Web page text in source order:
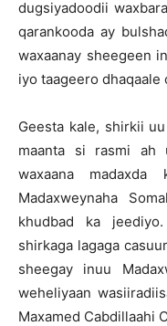
dugsiyadoodii
qarankooda ay
waxaanay sheegeen
iyo taageero dhaqaale
Geesta kale, shirkii
maanta si rasmi ah
waxaana
Madaxweynaha
khudbad ka
shirkaga lagaga
sheegay inuu
weheliyaan
Maxamed Cabdillaahi